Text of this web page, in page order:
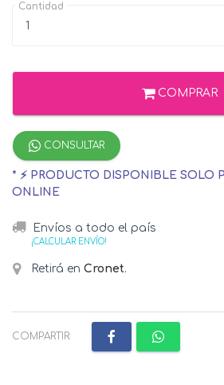
Cantidad
COMPRAR
CONSULTAR
* ⚡ PRODUCTO DISPONIBLE SOLO
ONLINE
Envíos a todo el país
¡CALCULAR ENVÍO!
Retirá en Cronet.
COMPARTIR: